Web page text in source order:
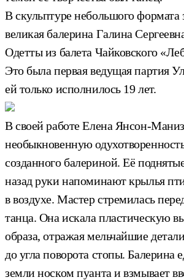
В скульптуре небольшого формата
великая балерина Галина
Одетты из балета Чайковского
Это была первая ведущая партия
ей только исполнилось 19 лет.
В своей работе Елена Янсон-
необыкновенную
созданного балериной. Её
назад руки напоминают крылья
в воздухе. Мастер стремилась
танца. Она искала пластическую
образа, отражая мельчайшие
до угла поворота стопы. Балерина
земли носком пуанта и взмывает